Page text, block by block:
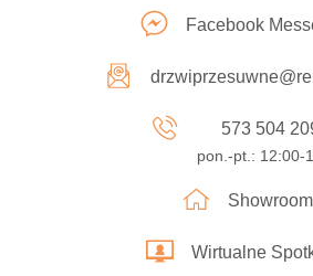
Facebook
573 504
pon.-pt.: 12:00-
Showroom
Wirtualne